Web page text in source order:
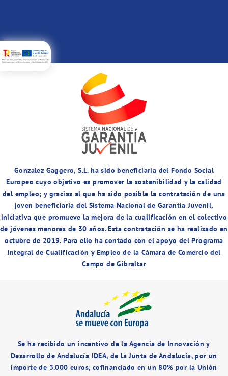
Gonzalez Gaggero, S.L. ha sido beneficiaria del Fondo Social
Europeo cuyo objetivo es promover la sostenibilidad y la calidad
del empleo; y gracias al que ha sido posible la contratación de una
joven beneficiaria del Sistema Nacional de Garantía Juvenil,
iniciativa que promueve la mejora de la cualificación en el colectivo
de jóvenes menores de 30 años. Esta contratación se ha realizado en
octubre de 2019. Para ello ha contado con el apoyo del Programa
Integral de Cualificación y Empleo de la Cámara de Comercio del
Campo de Gibraltar
Se ha recibido un incentivo de la Agencia de Innovación y
Desarrollo de Andalucía IDEA, de la Junta de Andalucía, por un
importe de 3.000 euros, cofinanciado en un 80% por la Unión